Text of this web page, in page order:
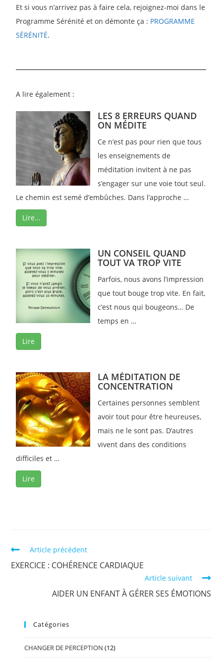
Et si vous n’arrivez pas à faire cela, rejoignez-moi dans le
Programme Sérénité et on démonte ça : PROGRAMME
SÉRÉNITÉ.
A lire également :
LES 8 ERREURS QUAND
ON MÉDITE
Ce n’est pas pour rien que tous
les enseignements de
méditation invitent à ne pas
s’engager sur une voie tout seul.
Le chemin est semé d’embûches. Dans l’approche …
Lire…
UN CONSEIL QUAND
TOUT VA TROP VITE
Parfois, nous avons l’impression
que tout bouge trop vite. En fait,
c’est nous qui bougeons… De
temps en …
Lire
LA MÉDITATION DE
CONCENTRATION
Certaines personnes semblent
avoir tout pour être heureuses,
mais ne le sont pas. D’autres
vivent dans des conditions
difficiles et …
Lire
Article précédent
EXERCICE : COHÉRENCE CARDIAQUE
Article suivant
AIDER UN ENFANT À GÉRER SES ÉMOTIONS
Catégories
CHANGER DE PERCEPTION (12)